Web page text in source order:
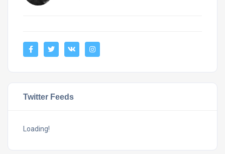
Twitter Feeds
Loading!